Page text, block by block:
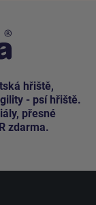
hřiště,
- psí hřiště.
přesné
zdarma.